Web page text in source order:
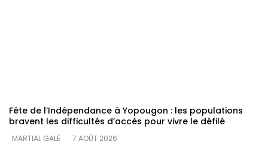
Fête de l’Indépendance à Yopougon : les populations
bravent les difficultés d’accès pour vivre le défilé
MARTIAL GALÉ
7 AOÛT 2026